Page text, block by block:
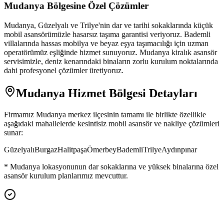
Mudanya Bölgesine Özel Çözümler
Mudanya, Güzelyalı ve Trilye'nin dar ve tarihi sokaklarında küçük
mobil asansörümüzle hasarsız taşıma garantisi veriyoruz. Bademli
villalarında hassas mobilya ve beyaz eşya taşımacılığı için uzman
operatörümüz eşliğinde hizmet sunuyoruz. Mudanya kiralık asansör
servisimizle, deniz kenarındaki binaların zorlu kurulum noktalarında
dahi profesyonel çözümler üretiyoruz.
Mudanya Hizmet Bölgesi Detayları
Firmamız Mudanya merkez ilçesinin tamamı ile birlikte özellikle
aşağıdaki mahallelerde kesintisiz mobil asansör ve nakliye çözümleri
sunar:
GüzelyalıBurgazHalitpaşaÖmerbeyBademliTrilyeAydınpınar
* Mudanya lokasyonunun dar sokaklarına ve yüksek binalarına özel
asansör kurulum planlarımız mevcuttur.